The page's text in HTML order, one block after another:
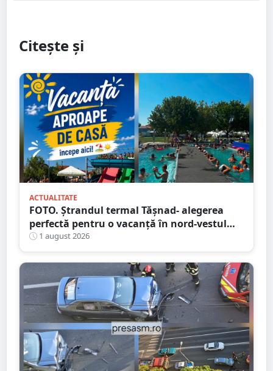
Citește și
ACTUALITATE
FOTO. Ștrandul termal Tășnad- alegerea
perfectă pentru o vacanță în nord-vestul
României
1 august 2026